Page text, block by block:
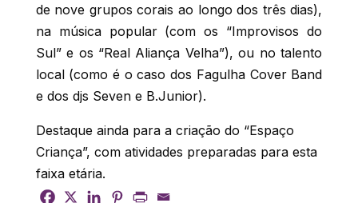
de nove grupos corais ao longo dos três dias),
na música popular (com os “Improvisos do
Sul” e os “Real Aliança Velha”), ou no talento
local (como é o caso dos Fagulha Cover Band
e dos djs Seven e B.Junior).
Destaque ainda para a criação do “Espaço
Criança”, com atividades preparadas para esta
faixa etária.